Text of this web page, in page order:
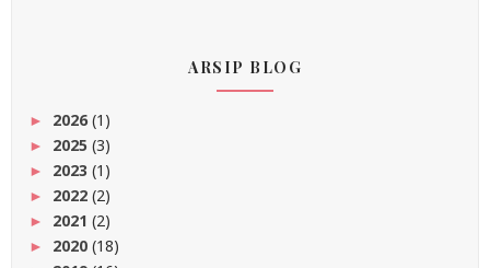
ARSIP BLOG
► 2026(1)
► 2025 (3)
► 2023 (1)
► 2022 (2)
► 2021 (2)
► 2020 (18)